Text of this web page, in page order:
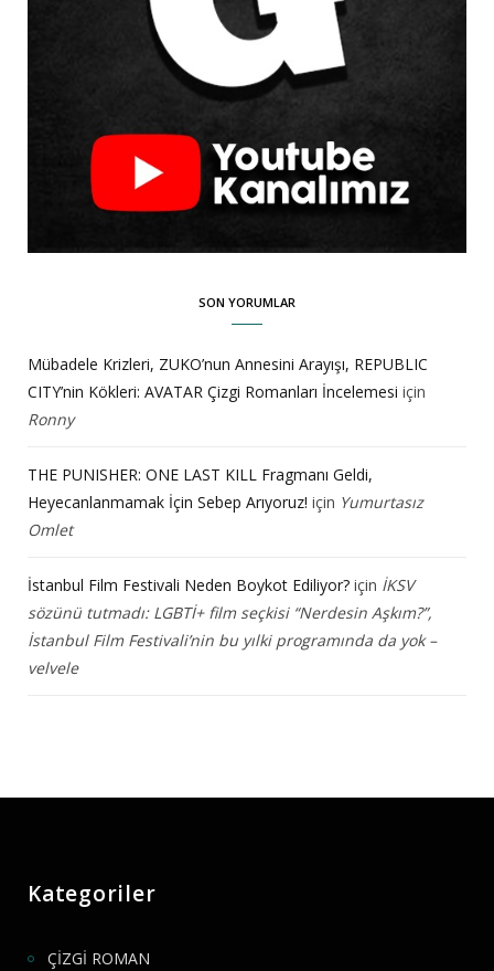
SON YORUMLAR
Mübadele Krizleri, ZUKO’nun Annesini Arayışı, REPUBLIC
CITY’nin Kökleri: AVATAR Çizgi Romanları İncelemesi için
Ronny
THE PUNISHER: ONE LAST KILL Fragmanı Geldi,
Heyecanlanmamak İçin Sebep Arıyoruz! için Yumurtasız
Omlet
İstanbul Film Festivali Neden Boykot Ediliyor? için İKSV
sözünü tutmadı: LGBTİ+ film seçkisi “Nerdesin Aşkım?”,
İstanbul Film Festivali’nin bu yılki programında da yok –
velvele
Kategoriler
ÇİZGİ ROMAN